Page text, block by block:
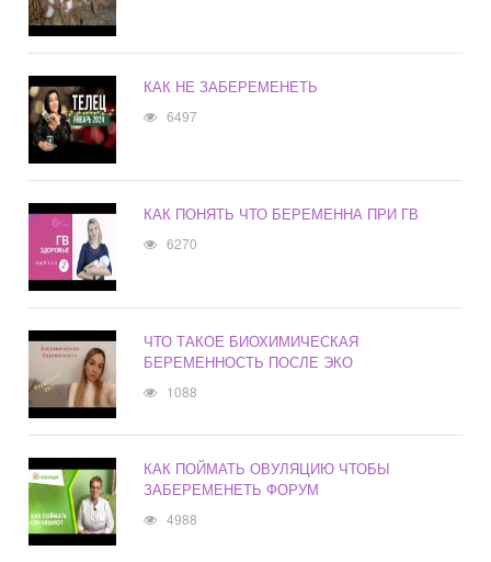
КАК НЕ ЗАБЕРЕМЕНЕТЬ
6497
КАК ПОНЯТЬ ЧТО БЕРЕМЕННА ПРИ ГВ
6270
ЧТО ТАКОЕ БИОХИМИЧЕСКАЯ
БЕРЕМЕННОСТЬ ПОСЛЕ ЭКО
1088
КАК ПОЙМАТЬ ОВУЛЯЦИЮ ЧТОБЫ
ЗАБЕРЕМЕНЕТЬ ФОРУМ
4988